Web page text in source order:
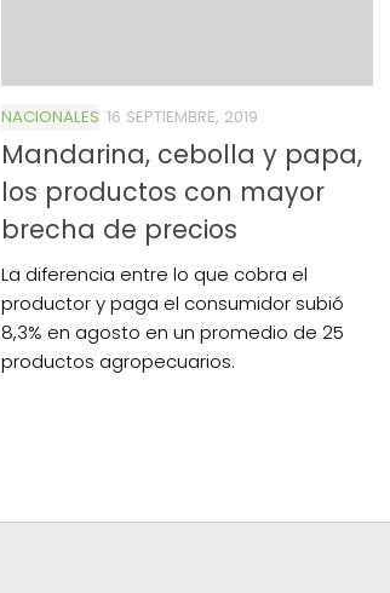
NACIONALES 16 SEPTIEMBRE, 2019
Mandarina, cebolla y papa,
los productos con mayor
brecha de precios
La diferencia entre lo que cobra el
productor y paga el consumidor subió
8,3% en agosto en un promedio de 25
productos agropecuarios.